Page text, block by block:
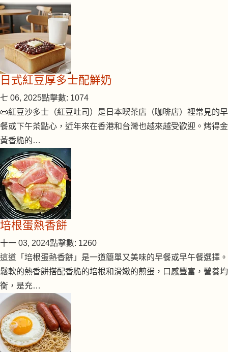
日式紅豆厚多士配鮮奶
七 06, 2025點擊數: 1074
📜紅豆沙多士（紅豆吐司）是日本喫茶店（咖啡店）裡常見的早
餐或下午茶點心，近年來在香港和台灣也越來越受歡迎。烤得金
黃香脆的…
培根蛋熱香餅
十一 03, 2024點擊數: 1260
這道「培根蛋熱香餅」是一道簡單又美味的早餐或早午餐選擇。
鬆軟的熱香餅搭配香脆的培根和滑嫩的煎蛋，口感豐富，營養均
衡，是充…